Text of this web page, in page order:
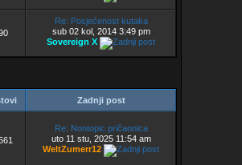
Re: Posjećenost kutaka
sub 02 kol, 2014 3:49 pm
Sovereign X
Zadnji post
Re: Nontopic pričaonica
uto 11 stu, 2025 11:54 am
WeltZumerr12